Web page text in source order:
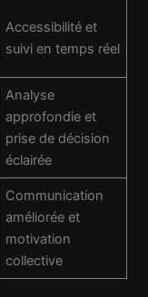
Accessibilité et
suivi en temps réel
Analyse
approfondie et
prise de décision
éclairée
Communication
améliorée et
motivation
collective